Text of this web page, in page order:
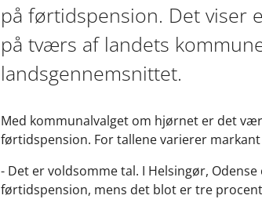
på førtidspension. Det viser
på tværs af landets
landsgennemsnittet.
Med kommunalvalget om hjørnet er det
førtidspension. For tallene varierer
- Det er voldsomme tal. I Helsingør,
førtidspension, mens det blot er tre procent